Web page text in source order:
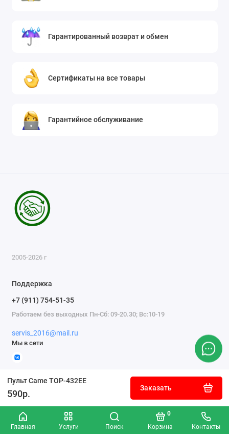
Главная Услуги Поиск Корзина
0
Контакты
Пульт Came ТОР-432ЕЕ
590р.
Заказать
Гарантированный возврат и обмен
Сертификаты на все товары
Гарантийное обслуживание
2005-2026 г
Поддержка
+7 (911) 754-51-35
Работаем без выходных Пн-Сб: 09-20.30; Вс:10-19
servis_2016@mail.ru
Мы в сети